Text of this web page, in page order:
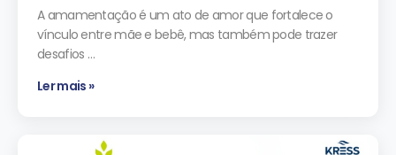
A amamentação é um ato de amor que fortalece o
vínculo entre mãe e bebê, mas também pode trazer
desafios …
Ler mais »